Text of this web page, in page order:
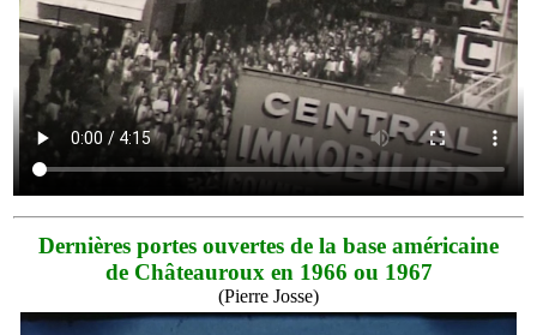
Dernières portes ouvertes de la base américaine
de Châteauroux en 1966 ou 1967
(Pierre Josse)